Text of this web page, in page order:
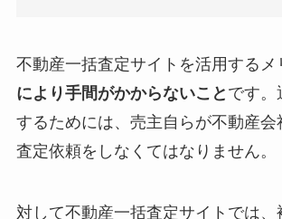
不動産一括査定サイトを活用するメ
により手間がかからないこと です。
するためには、売主自らが不動産会
査定依頼をしなくてはなりません。
対して不動産一括査定サイトでは、